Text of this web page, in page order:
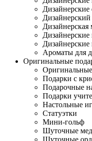
Дизайнерские
Дизайнерский
Дизайнерская
Ароматы для
Оригинальные
Подарки с
Подарочные
Подарки
Настольные
Статуэтки
Мини-гольф
Шуточные
Шуточные